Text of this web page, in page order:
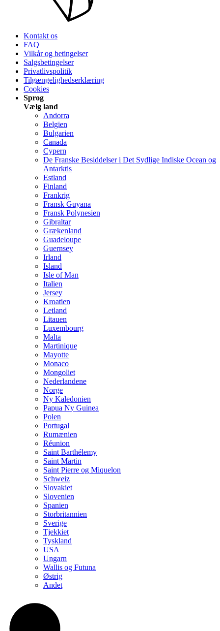
Kontakt os
FAQ
Vilkår og betingelser
Salgsbetingelser
Privatlivspolitik
Tilgængelighedserklæring
Cookies
Sprog
Vælg land
Andorra
Belgien
Bulgarien
Canada
Cypern
De Franske Besiddelser i Det Sydlige Indiske Ocean og
Antarktis
Estland
Finland
Frankrig
Fransk Guyana
Fransk Polynesien
Gibraltar
Grækenland
Guadeloupe
Guernsey
Irland
Island
Isle of Man
Italien
Jersey
Kroatien
Letland
Litauen
Luxembourg
Malta
Martinique
Mayotte
Monaco
Mongoliet
Nederlandene
Norge
Ny Kaledonien
Papua Ny Guinea
Polen
Portugal
Rumænien
Réunion
Saint Barthélemy
Saint Martin
Saint Pierre og Miquelon
Schweiz
Slovakiet
Slovenien
Spanien
Storbritannien
Sverige
Tjekkiet
Tyskland
USA
Ungarn
Wallis og Futuna
Østrig
Andet